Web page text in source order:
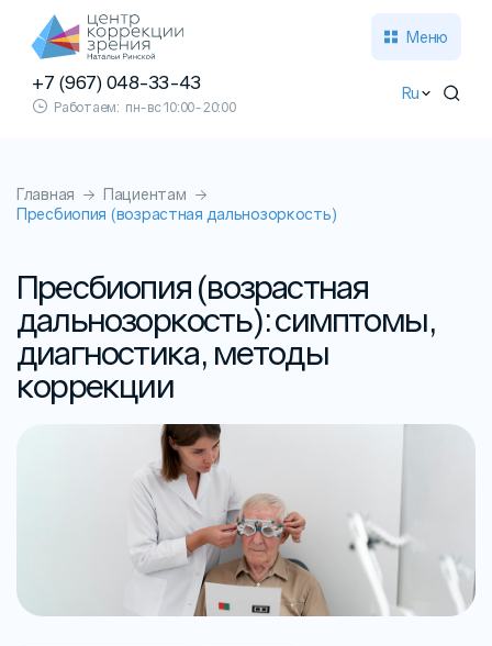
Меню
+7 (967) 048-33-43
Работаем: пн-вс 10:00-20:00
Ru
Главная
Пациентам
Пресбиопия (возрастная дальнозоркость)
Пресбиопия (возрастная
дальнозоркость): симптомы,
диагностика, методы
коррекции